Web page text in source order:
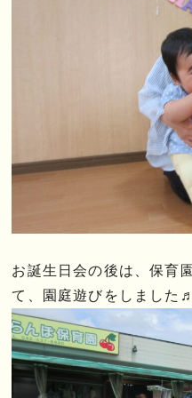
お誕生日会の後は、保育
て、園庭遊びをしました♬